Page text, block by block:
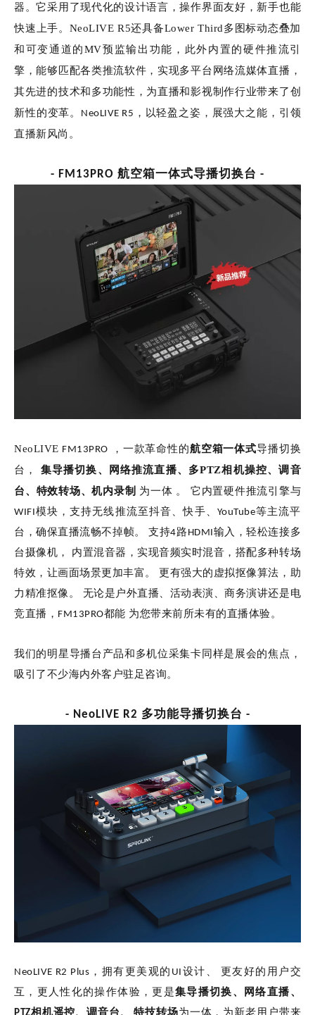
器。它采用了现代化的设计语言，操作界面友好，新手也能
快速上手。NeoLIVE R5还具备Lower Third多图标动态叠加
和可变通道的MV预监输出功能，此外内置的硬件推流引
擎，能够匹配各类推流软件，实现多平台网络流媒体直播，
其先进的技术和多功能性，为直播和影视制作行业带来了创
新性的变革。
NeoLIVE R5，以轻盈之姿，展强大之能，引领
直播新风尚。
- FM13PRO 航空箱一体式导播切换台 -
NeoLIVE FM13PRO ，一款革命性的航空箱一体式导播切换
台，
集导播切换、网络推流直播、多PTZ相 机操控、调音
台、特效转场、机内录制 为一体 。
它内置硬件推流引擎与
WIFI模块，支持无线推流至抖音、快手、YouTube等主流平
台，确保直播流畅不掉帧。
支持4路HDMI输入，轻松连接多
台摄像机，
内置混音器，实现音频实时混音，搭配多种转场
特效，让画面场景更加丰富。
更有强大的虚拟抠像算法，助
力精准抠像。
无论是户外直播、活动表演、商务演讲还是电
竞直播，FM13PRO都能 为您带来前所未有的直播体验。
我们的明星导播台产品和多机位采集卡同样是展会的焦点，
吸引了不少海内外客户驻足咨询。
- NeoLIVE R2 多功能导播切换台 -
NeoLIVE R2 Plus，拥有更美观的UI设计、 更友好的用户交
互，更人性化的操作体验，更是集导播切换、网络直播、